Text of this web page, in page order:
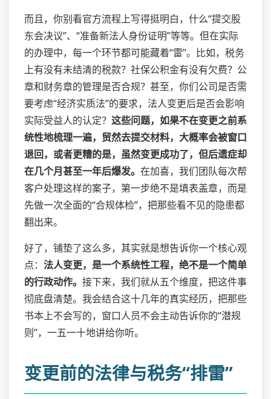
而且，你别看官方流程上写得挺明白，什么“提交股
东会决议”、“准备新法人身份证明”等等。但在实际
的办理中，每一个环节都可能藏着“雷”。比如，税务
上有没有未结清的税款？社保公积金有没有欠费？公
章和财务章的管理是否合规？甚至，你们公司是否需
要考虑“经济实质法”的要求，法人变更后是否会影响
实际受益人的认定？ 这些问题，如果不在变更之前系
统性地梳理一遍，贸然去提交材料，大概率会被窗口
退回，或者更糟的是，虽然变更成功了，但后遗症却
在几个月甚至一年后爆发。 在加喜，我们团队每次帮
客户处理这样的案子，第一步绝不是填表盖章，而是
先做一次全面的“合规体检”，把那些看不见的隐患都
翻出来。
好了，铺垫了这么多，其实就是想告诉你一个核心观
点： 法人变更，是一个系统性工程，绝不是一个简单
的行政动作。 接下来，我们就从五个维度，把这件事
彻底盘清楚。我会结合这十几年的真实经历，把那些
书本上不会写的，窗口人员不会主动告诉你的“潜规
则”，一五一十地讲给你听。
变更前的法律与税务“排雷”